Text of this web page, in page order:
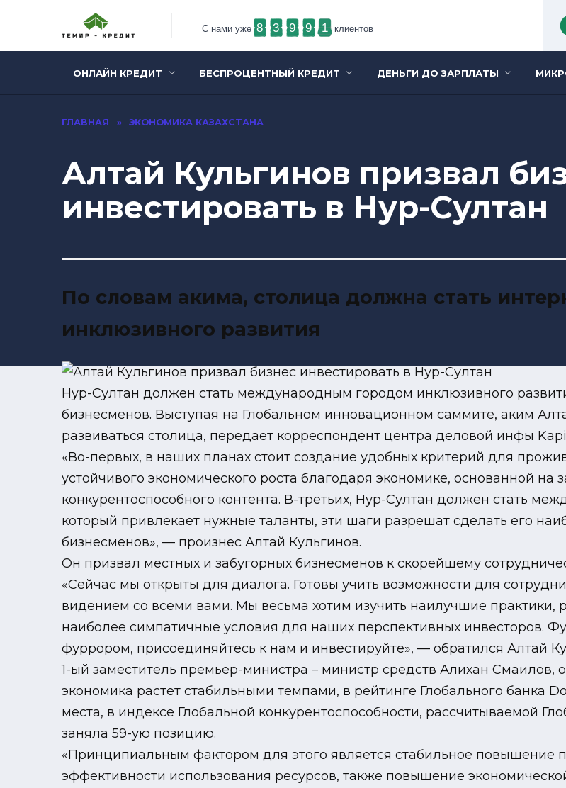
С нами уже 8 3 9 9 1 клиентов
ОНЛАЙН КРЕДИТ БЕСПРОЦЕНТНЫЙ КРЕДИТ ДЕНЬГИ ДО ЗАРПЛАТЫ
ГЛАВНАЯ » ЭКОНОМИКА КАЗАХСТАНА
Алтай Кульгинов призвал
инвестировать в Нур-Султан
По словам акима, столица должна стать
инклюзивного развития
Нур-Султан должен стать международным городом инклюзивного
бизнесменов. Выступая на Глобальном инновационном саммите, аким
развиваться столица, передает корреспондент центра деловой инфы
«Во-первых, в наших планах стоит создание удобных критерий для
устойчивого экономического роста благодаря экономике, основанной на
конкурентоспособного контента. В-третьих, Нур-Султан должен стать
который привлекает нужные таланты, эти шаги разрешат сделать его
бизнесменов», — произнес Алтай Кульгинов.
Он призвал местных и забугорных бизнесменов к скорейшему
«Сейчас мы открыты для диалога. Готовы учить возможности для
видением со всеми вами. Мы весьма хотим изучить наилучшие практики,
наиболее симпатичные условия для наших перспективных инвесторов.
фуррором, присоединяйтесь к нам и инвестируйте», — обратился Алтай
1-ый заместитель премьер-министра – министр средств Алихан Смаилов,
экономика растет стабильными темпами, в рейтинге Глобального банка
места, в индексе Глобальной конкурентоспособности, рассчитываемой
заняла 59-ую позицию.
«Принципиальным фактором для этого является стабильное повышение
эффективности использования ресурсов, также повышение